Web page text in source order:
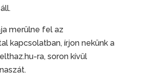
merülne fel az
kapcsolatban, írjon nekünk a
ra, soron kívül